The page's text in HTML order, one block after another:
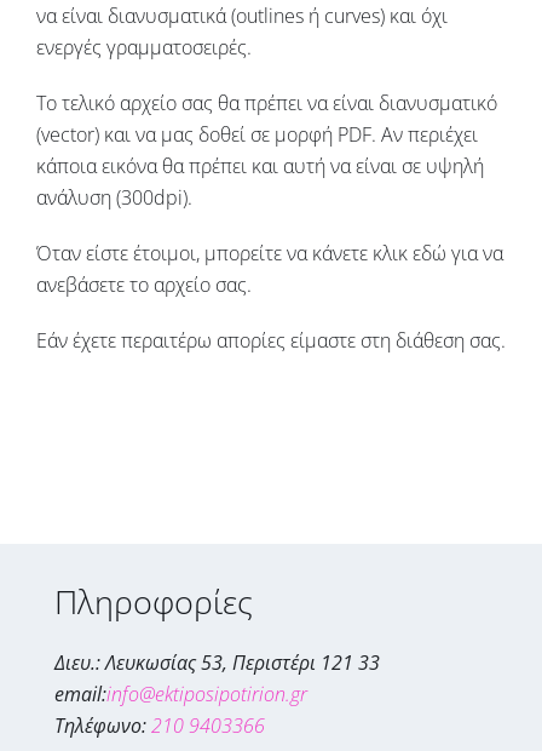
να είναι διανυσματικά (outlines ή curves) και όχι
ενεργές γραμματοσειρές.
Το τελικό αρχείο σας θα πρέπει να είναι διανυσματικό
(vector) και να μας δοθεί σε μορφή PDF. Αν περιέχει
κάποια εικόνα θα πρέπει και αυτή να είναι σε υψηλή
ανάλυση (300dpi).
Όταν είστε έτοιμοι, μπορείτε να κάνετε κλικ εδώ για να
ανεβάσετε το αρχείο σας.
Εάν έχετε περαιτέρω απορίες είμαστε στη διάθεση σας.
Πληροφορίες
Διευ.: Λευκωσίας 53, Περιστέρι 121 33
email:info@ektiposipotirion.gr
Τηλέφωνο:210 9403366